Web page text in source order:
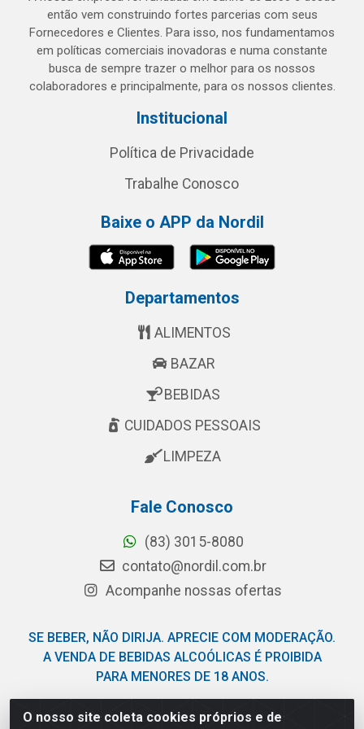
O nosso site coleta cookies próprios e de
então vem construindo fortes parcerias com seus
Fornecedores e Clientes. Para isso, nos fundamentamos
em políticas comerciais inovadoras e numa constante
busca de sempre trazer o melhor para os nossos
colaboradores e principalmente, para os nossos clientes.
Institucional
Política de Privacidade
Trabalhe Conosco
Baixe o APP da Nordil
Departamentos
ALIMENTOS
BAZAR
BEBIDAS
CUIDADOS PESSOAIS
LIMPEZA
Fale Conosco
(83) 3015-8080
contato@nordil.com.br
Acompanhe nossas ofertas
SE BEBER, NÃO DIRIJA. APRECIE COM MODERAÇÃO.
A VENDA DE BEBIDAS ALCOÓLICAS É PROIBIDA
PARA MENORES DE 18 ANOS.